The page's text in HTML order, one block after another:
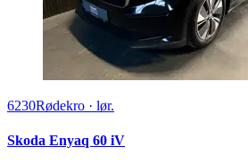
6230Rødekro · lør.
Skoda Enyaq 60 iV